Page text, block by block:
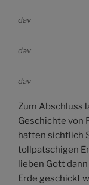
dav
dav
dav
Zum Abschluss
Geschichte von
hatten sichtlich
tollpatschigen
lieben Gott
Erde geschickt